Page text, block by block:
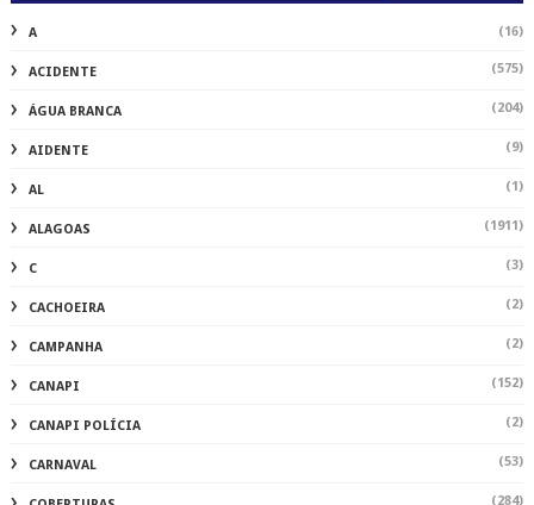
A (16)
ACIDENTE (575)
ÁGUA BRANCA (204)
AIDENTE (9)
AL (1)
ALAGOAS (1911)
C (3)
CACHOEIRA (2)
CAMPANHA (2)
CANAPI (152)
CANAPI POLÍCIA (2)
CARNAVAL (53)
(284)